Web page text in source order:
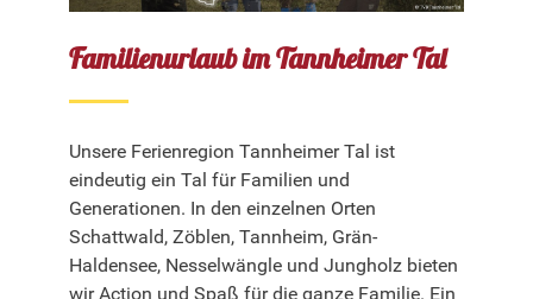
Familienurlaub im Tannheimer Tal
Unsere Ferienregion Tannheimer Tal ist
eindeutig ein Tal für Familien und
Generationen. In den einzelnen Orten
Schattwald, Zöblen, Tannheim, Grän-
Haldensee, Nesselwängle und Jungholz bieten
wir Action und Spaß für die ganze Familie. Ein